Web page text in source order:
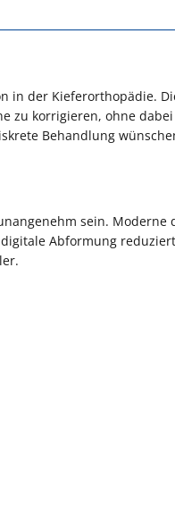
in der Kieferorthopädie.
zu korrigieren, ohne
Behandlung
sein. Moderne
Abformung